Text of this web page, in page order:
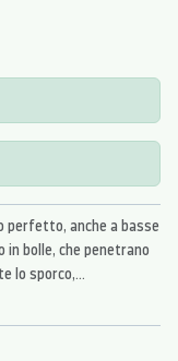
perfetto, anche a basse
bolle, che penetrano
lo sporco,